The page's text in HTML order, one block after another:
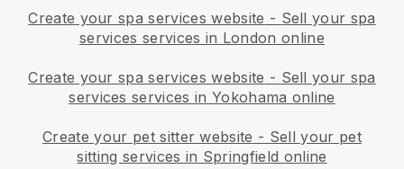
Create your spa services website - Sell your spa
services services in London online
Create your spa services website - Sell your spa
services services in Yokohama online
Create your pet sitter website - Sell your pet
sitting services in Springfield online